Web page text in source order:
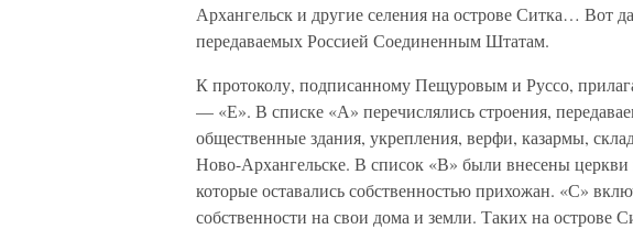
Архангельск и другие селения на острове Ситка… Вот
передаваемых Россией Соединенным Штатам.
К протоколу, подписанному Пещуровым и Руссо,
— «Е». В списке «А» перечислялись строения,
общественные здания, укрепления, верфи, казармы,
Ново-Архангельске. В список «В» были внесены
которые оставались собственностью прихожан. «С»
собственности на свои дома и земли. Таких на острове